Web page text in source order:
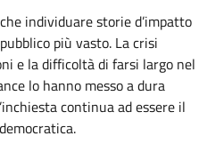
individuare storie d’impatto
più vasto. La crisi
e la difficoltà di farsi largo nel
lo hanno messo a dura
continua ad essere il